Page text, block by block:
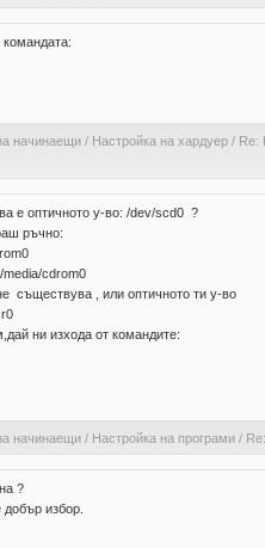
начинаещи/ Настройка на хардуер/ Re:
е оптичното у-во: /dev/scd0 ?
ръчно:
cdrom0
съществува , или оптичното ти у-во
ни изхода от командите:
начинаещи/ Настройка на програми/
?
избор.